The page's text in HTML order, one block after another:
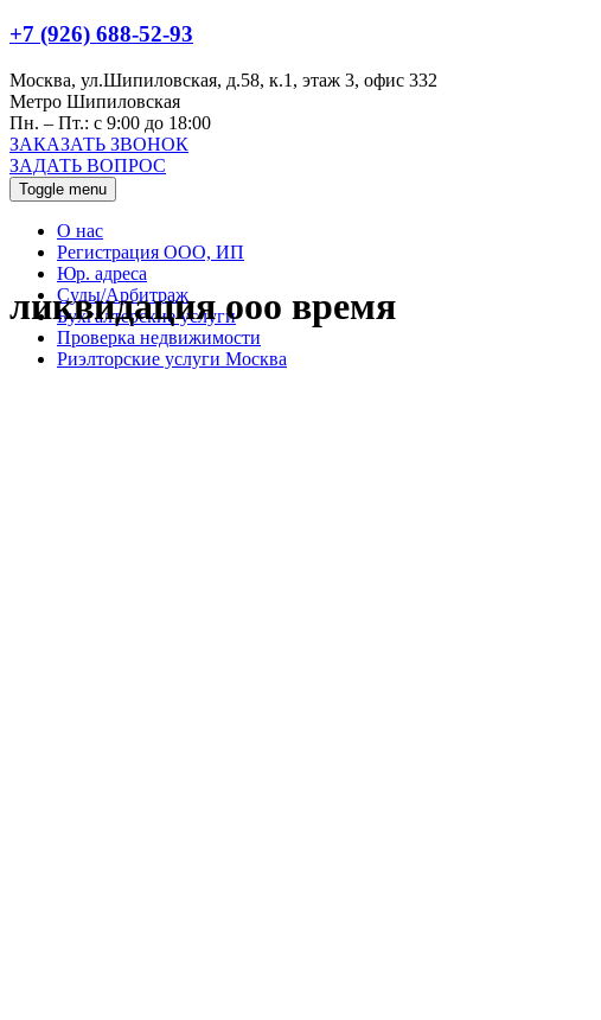
+7 (926) 688-52-93
Москва, ул.Шипиловская, д.58, к.1, этаж 3, офис 332
Метро Шипиловская
Пн. – Пт.: с 9:00 до 18:00
ЗАКАЗАТЬ ЗВОНОК
ЗАДАТЬ ВОПРОС
Toggle menu
О нас
Регистрация ООО, ИП
Юр. адреса
Суды/Арбитраж
Бухгалтерские услуги
Проверка недвижимости
Риэлторские услуги Москва
ликвидация ооо время